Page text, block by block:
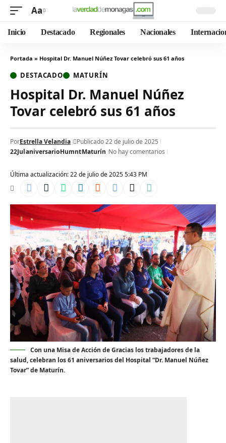
Aa
Inicio Destacado Regionales Nacionales
Portada » Hospital Dr. Manuel Núñez Tovar celebró sus 61 años
DESTACADO MATURÍN
Hospital Dr. Manuel Núñez
Tovar celebró sus 61 años
Última actualización: 22 de julio de 2025 5:43 PM
PorEstrella Velandia
Publicado 22 de julio de 2025
22JulaniversarioHumntMaturín No hay comentarios
Con una Misa de Acción de Gracias los trabajadores de la
salud, celebran los 61 aniversarios del Hospital “Dr. Manuel Núñez
Tovar” de Maturín.